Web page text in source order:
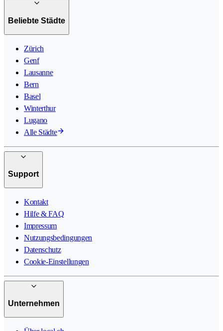
Beliebte Städte
Zürich
Genf
Lausanne
Bern
Basel
Winterthur
Lugano
Alle Städte
Support
Kontakt
Hilfe & FAQ
Impressum
Nutzungsbedingungen
Datenschutz
Cookie-Einstellungen
Unternehmen